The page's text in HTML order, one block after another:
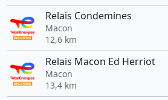
Relais Condemines
Macon
12,6 km
Relais Macon Ed Herriot
Macon
13,4 km